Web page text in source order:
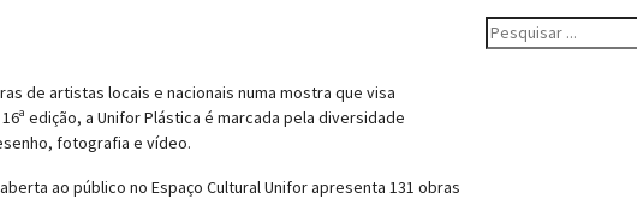
de artistas locais e nacionais numa mostra que visa
edição, a Unifor Plástica é marcada pela diversidade
fotografia e vídeo.
ao público no Espaço Cultural Unifor apresenta 131 obras